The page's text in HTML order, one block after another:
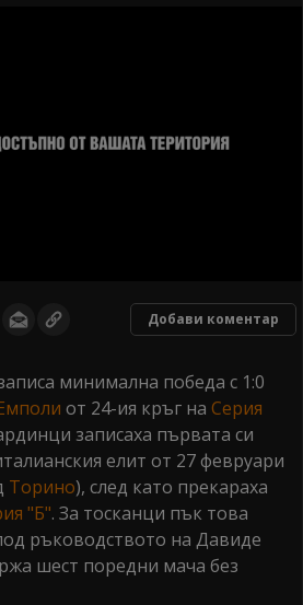
Добави коментар
минимална победа с 1:0
от 24-ия кръг на Серия
записаха първата си
елит от 27 февруари
Торино), след като прекараха
"Б". За тосканци пък това
ръководството на Давиде
шест поредни мача без